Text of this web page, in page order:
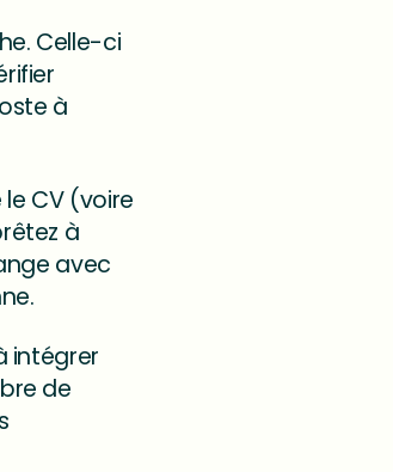
Celle-ci
à
CV (voire
à
avec
intégrer
de